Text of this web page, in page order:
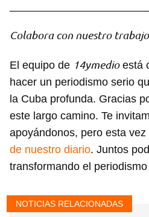
Colabora con nuestro
El equipo de 14ymedioestá
hacer un periodismo serio
la Cuba profunda. Gracias
este largo camino. Te
apoyándonos, pero esta vez
de nuestro diario. Juntos
transformando el
NOTICIAS RELACIONADAS